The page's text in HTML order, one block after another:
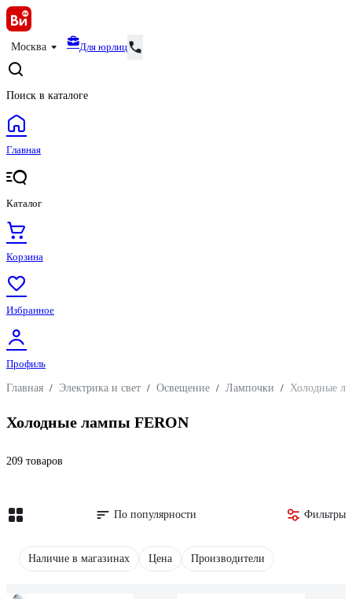
Москва Для юрлиц
Поиск в каталоге
Главная
Каталог
Корзина
Избранное
Профиль
Главная / Электрика и свет / Освещение / Лампочки / Холодные
Холодные лампы FERON
209 товаров
По популярности Фильтры
Наличие в магазинах Цена Производители